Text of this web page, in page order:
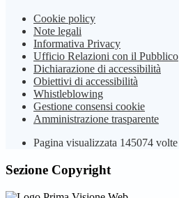
Cookie policy
Note legali
Informativa Privacy
Ufficio Relazioni con il Pubblico
Dichiarazione di accessibilità
Obiettivi di accessibilità
Whistleblowing
Gestione consensi cookie
Amministrazione trasparente
Pagina visualizzata 145074 volte
Sezione Copyright